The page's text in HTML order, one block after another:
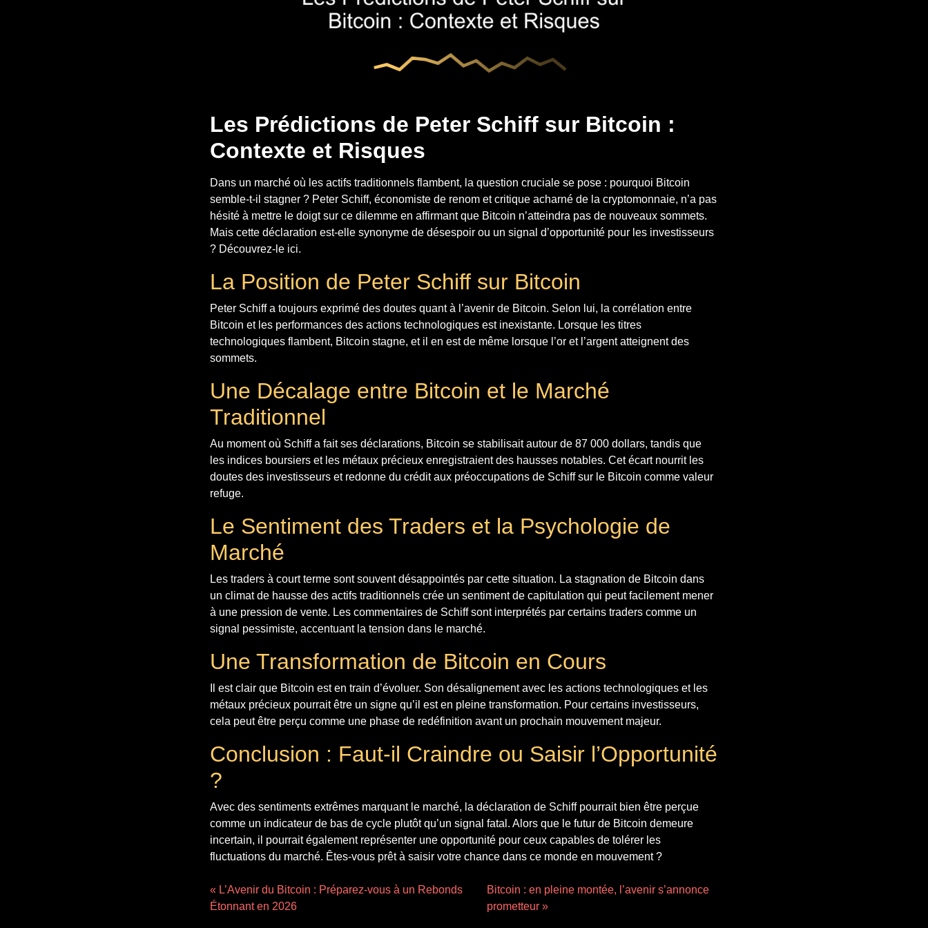
Les Prédictions de Peter Schiff sur Bitcoin :
Contexte et Risques
Dans un marché où les actifs traditionnels flambent, la question cruciale se pose : pourquoi Bitcoin
semble-t-il stagner ? Peter Schiff, économiste de renom et critique acharné de la cryptomonnaie, n’a pas
hésité à mettre le doigt sur ce dilemme en affirmant que Bitcoin n’atteindra pas de nouveaux sommets.
Mais cette déclaration est-elle synonyme de désespoir ou un signal d’opportunité pour les investisseurs
? Découvrez-le ici.
La Position de Peter Schiff sur Bitcoin
Peter Schiff a toujours exprimé des doutes quant à l’avenir de Bitcoin. Selon lui, la corrélation entre
Bitcoin et les performances des actions technologiques est inexistante. Lorsque les titres
technologiques flambent, Bitcoin stagne, et il en est de même lorsque l’or et l’argent atteignent des
sommets.
Une Décalage entre Bitcoin et le Marché
Traditionnel
Au moment où Schiff a fait ses déclarations, Bitcoin se stabilisait autour de 87 000 dollars, tandis que
les indices boursiers et les métaux précieux enregistraient des hausses notables. Cet écart nourrit les
doutes des investisseurs et redonne du crédit aux préoccupations de Schiff sur le Bitcoin comme valeur
refuge.
Le Sentiment des Traders et la Psychologie de
Marché
Les traders à court terme sont souvent désappointés par cette situation. La stagnation de Bitcoin dans
un climat de hausse des actifs traditionnels crée un sentiment de capitulation qui peut facilement mener
à une pression de vente. Les commentaires de Schiff sont interprétés par certains traders comme un
signal pessimiste, accentuant la tension dans le marché.
Une Transformation de Bitcoin en Cours
Il est clair que Bitcoin est en train d’évoluer. Son désalignement avec les actions technologiques et les
métaux précieux pourrait être un signe qu’il est en pleine transformation. Pour certains investisseurs,
cela peut être perçu comme une phase de redéfinition avant un prochain mouvement majeur.
Conclusion : Faut-il Craindre ou Saisir l’Opportunité
?
Avec des sentiments extrêmes marquant le marché, la déclaration de Schiff pourrait bien être perçue
comme un indicateur de bas de cycle plutôt qu’un signal fatal. Alors que le futur de Bitcoin demeure
incertain, il pourrait également représenter une opportunité pour ceux capables de tolérer les
fluctuations du marché. Êtes-vous prêt à saisir votre chance dans ce monde en mouvement ?
« L’Avenir du Bitcoin : Préparez-vous à un Rebonds
Étonnant en 2026
Bitcoin : en pleine montée, l’avenir s’annonce
prometteur »